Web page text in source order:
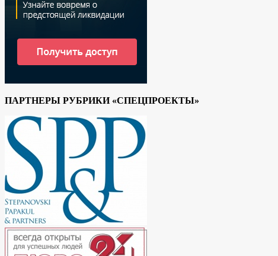
ПАРТНЕРЫ РУБРИКИ «СПЕЦПРОЕКТЫ»